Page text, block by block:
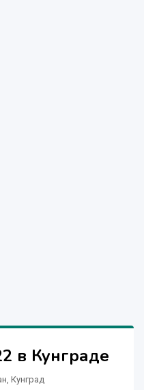
в Кунграде
Кунград